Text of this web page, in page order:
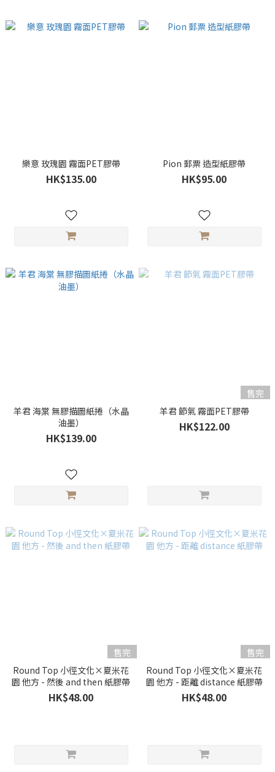
樂意 玫瑰園 霧面PET膠帶
HK$135.00
Pion 郵票 造型紙膠帶
HK$95.00
羊君 海棠 無膠描圖紙捲（水晶
油墨）
HK$139.00
售完
羊君 節氣 霧面PET膠帶
HK$122.00
售完
Round Top 小徑文化×夏米花
園 他方 - 然後 and then 紙膠帶
HK$48.00
售完
Round Top 小徑文化×夏米花
園 他方 - 距離 distance 紙膠帶
HK$48.00